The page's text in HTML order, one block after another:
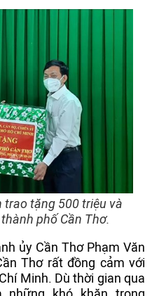
trao tặng 500 triệu và
phố Cần Thơ.
ủy Cần Thơ Phạm Văn
Thơ rất đồng cảm với
Minh. Dù thời gian qua